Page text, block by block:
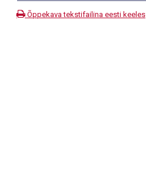
Õppekava tekstifailina eesti keeles